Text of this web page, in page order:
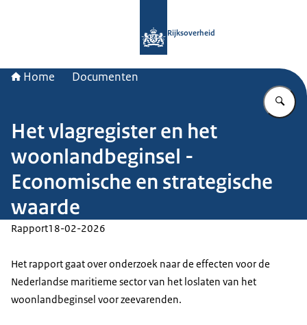
Rijksoverheid
Home Documenten
Het vlagregister en het
woonlandbeginsel -
Economische en strategische
waarde
Rapport18-02-2026
Het rapport gaat over onderzoek naar de effecten voor de
Nederlandse maritieme sector van het loslaten van het
woonlandbeginsel voor zeevarenden.